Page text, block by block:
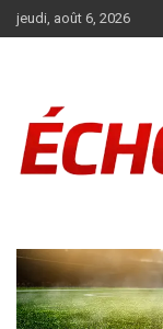
Aller
au
jeudi, août 6, 2026
News